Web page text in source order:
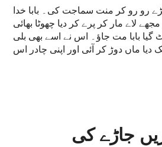
رو رو کر منت سماجت کی۔ بابا خدا
لاے مار کر پرے کر دیا چھوٹا بھائی
بابا مت جاؤ۔ اس نے اسے بھی بلی
جاڑے کی